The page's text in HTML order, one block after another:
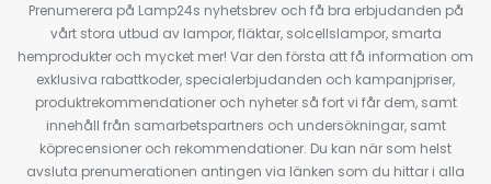
Prenumerera på Lamp24s nyhetsbrev och få bra erbjudanden på
vårt stora utbud av lampor, fläktar, solcellslampor, smarta
hemprodukter och mycket mer! Var den första att få information om
exklusiva rabattkoder, specialerbjudanden och kampanjpriser,
produktrekommendationer och nyheter så fort vi får dem, samt
innehåll från samarbetspartners och undersökningar, samt
köprecensioner och rekommendationer. Du kan när som helst
avsluta prenumerationen antingen via länken som du hittar i alla